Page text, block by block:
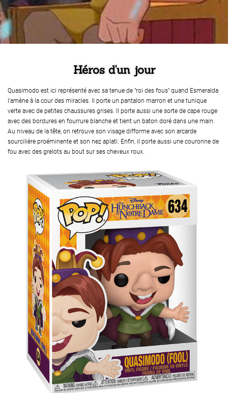
Héros d'un jour
Quasimodo est ici représenté avec sa tenue de "roi des fous" quand Esmeralda
l'amène à la cour des miracles. Il porte un pantalon marron et une tunique
verte avec de petites chaussures grises. Il porte aussi une sorte de cape rouge
avec des bordures en fourrure blanche et tient un baton doré dans une main.
Au niveau de la tête, on retrouve son visage difforme avec son arcarde
sourcilière proéminente et son nez aplati. Enfin, il porte aussi une couronne de
fou avec des grelots au bout sur ses cheveux roux.